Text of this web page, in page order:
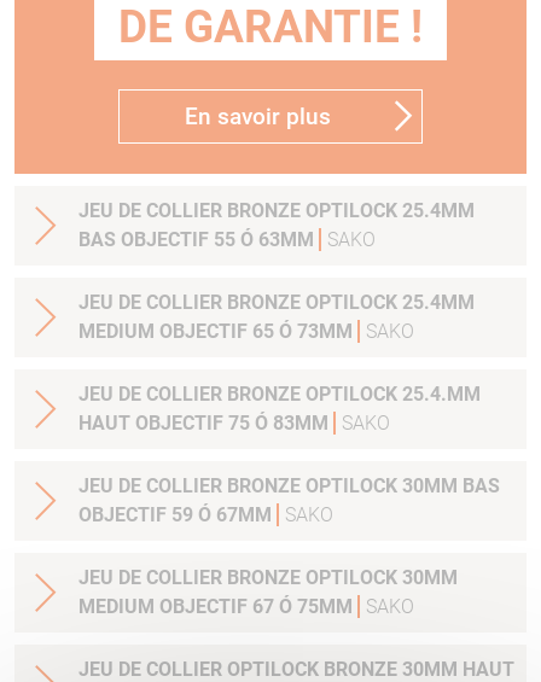
DE GARANTIE !
En savoir plus
JEU DE COLLIER BRONZE OPTILOCK 25.4MM
BAS OBJECTIF 55 Ó 63MM
SAKO
JEU DE COLLIER BRONZE OPTILOCK 25.4MM
MEDIUM OBJECTIF 65 Ó 73MM
SAKO
JEU DE COLLIER BRONZE OPTILOCK 25.4.MM
HAUT OBJECTIF 75 Ó 83MM
SAKO
JEU DE COLLIER BRONZE OPTILOCK 30MM BAS
OBJECTIF 59 Ó 67MM
SAKO
JEU DE COLLIER BRONZE OPTILOCK 30MM
MEDIUM OBJECTIF 67 Ó 75MM
SAKO
JEU DE COLLIER OPTILOCK BRONZE 30MM HAUT